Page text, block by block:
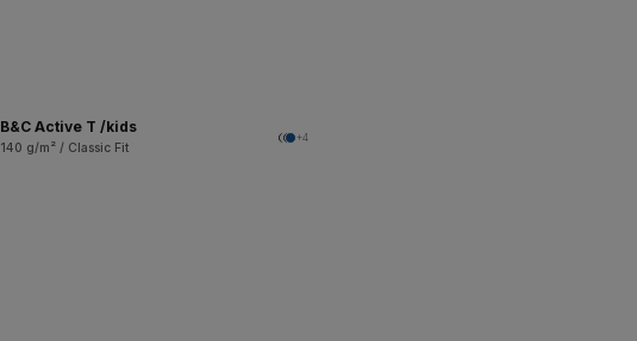
B&C Active T /kids
140 g/m² / Classic Fit
+4